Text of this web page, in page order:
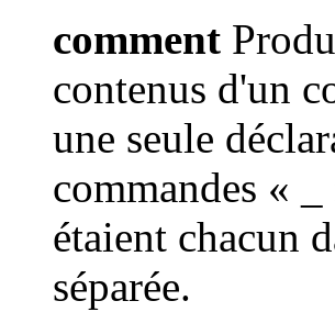
comment
contenus d'un
une seule
commandes «
étaient chacun
séparée.